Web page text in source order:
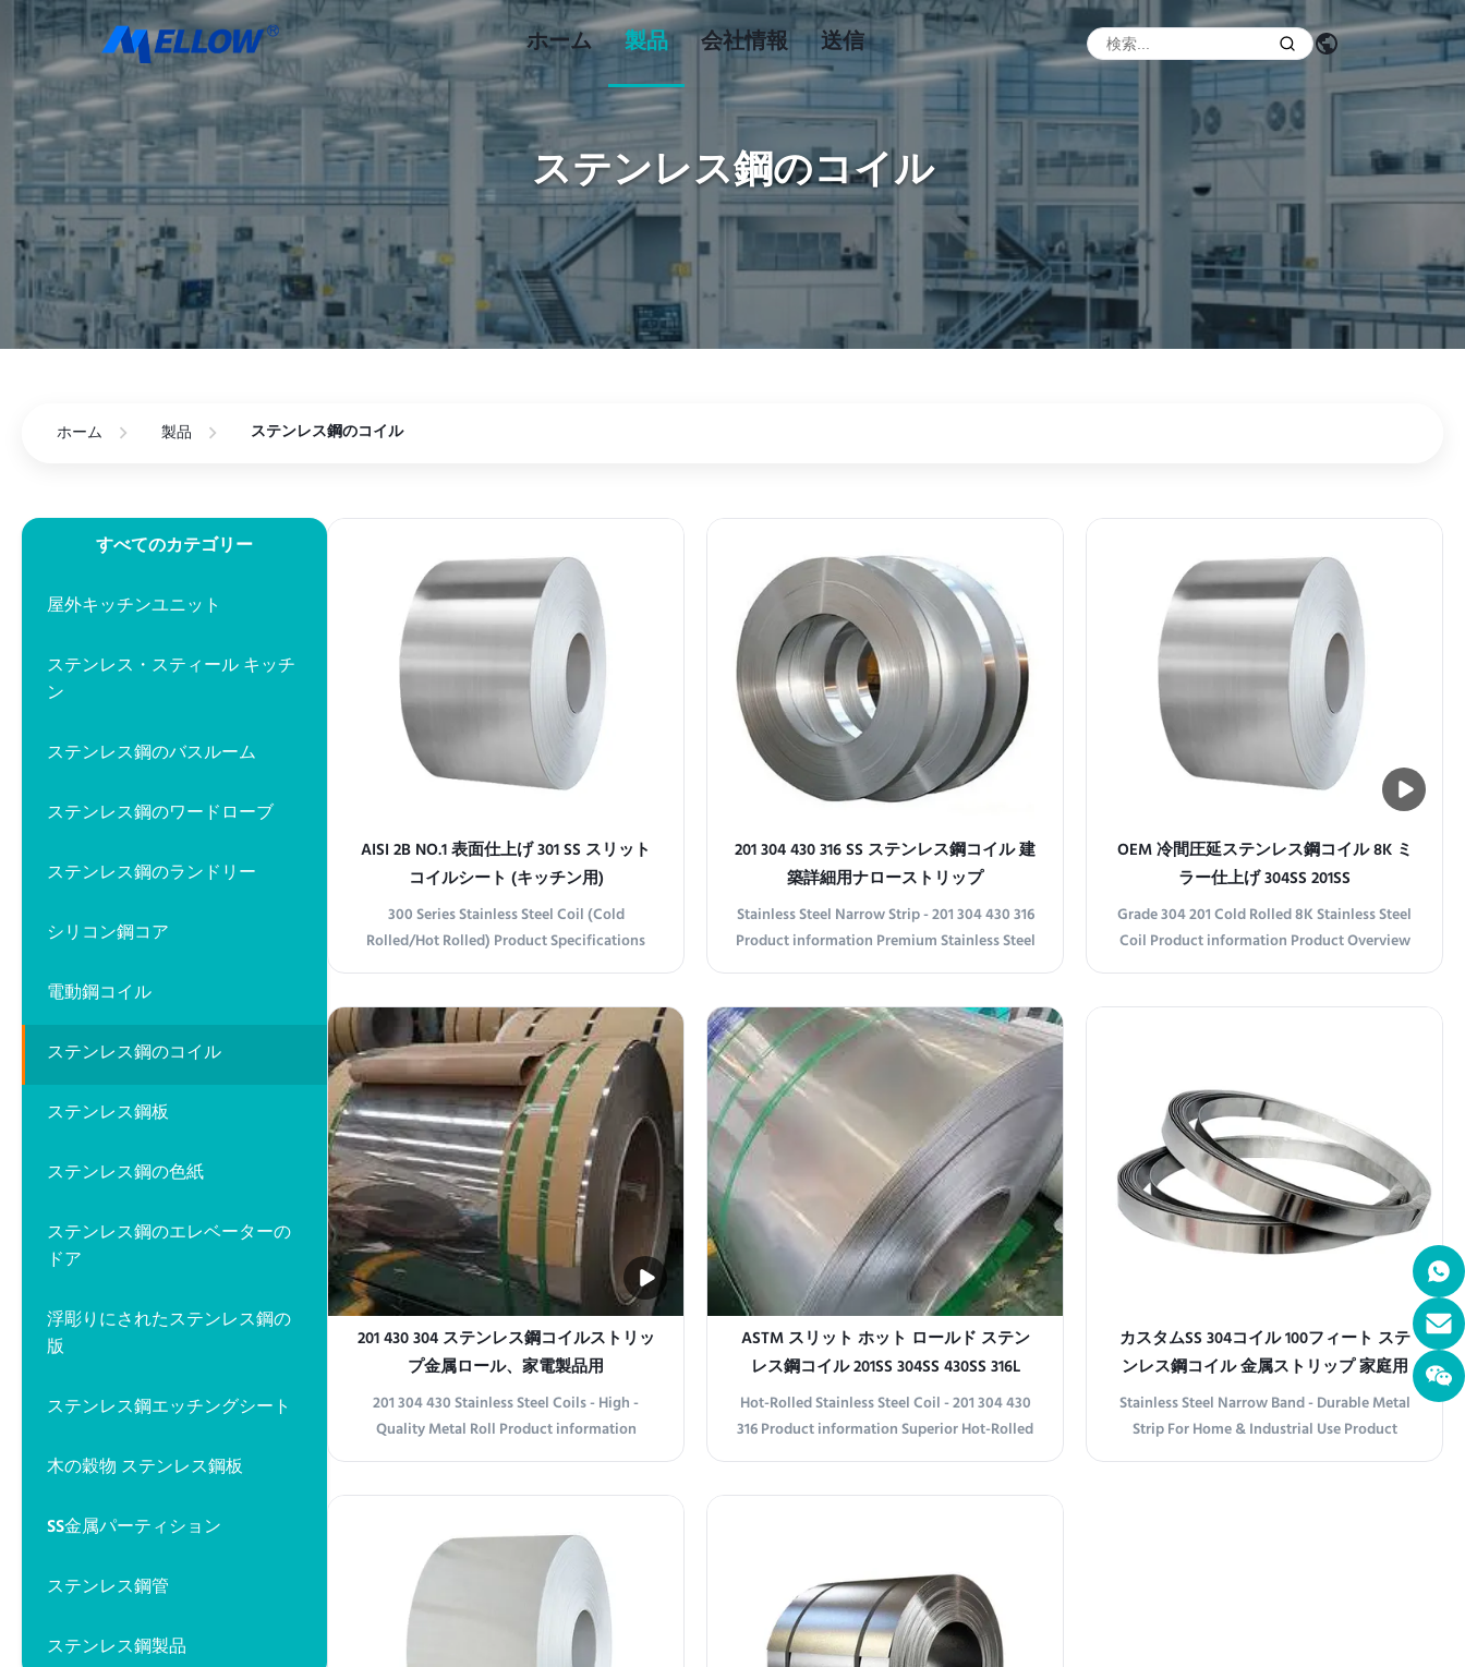
ホーム 製品 会社情報 送信
ステンレス鋼のコイル
ホーム 製品 ステンレス鋼のコイル
すべてのカテゴリー
屋外キッチンユニット
ステンレス・スティール キッチ
ン
ステンレス鋼のバスルーム
ステンレス鋼のワードローブ
ステンレス鋼のランドリー
シリコン鋼コア
電動鋼コイル
ステンレス鋼のコイル
ステンレス鋼板
ステンレス鋼の色紙
ステンレス鋼のエレベーターの
ドア
浮彫りにされたステンレス鋼の
版
ステンレス鋼エッチングシート
木の穀物 ステンレス鋼板
SS金属パーティション
ステンレス鋼管
ステンレス鋼製品
AISI 2B NO.1 表面仕上げ 301 SS スリット
コイルシート (キッチン用)
300 Series Stainless Steel Coil (Cold
Rolled/Hot Rolled) Product Specifications
Type Coil Thickness 0.3-22mm Width 40mm-
1800mm, 2000mm, 2500mm, 3000mm,
3500mm, etc Standard ASTM, JIS, AISI, GB,
DIN, EN Surface BA, 2B, NO.1, NO.4, 4K, HL,
8K Technique Cold Rolled, Hot ...
201 304 430 316 SS ステンレス鋼コイル 建
築詳細用ナローストリップ
Stainless Steel Narrow Strip - 201 304 430 316
Product information Premium Stainless Steel
Narrow Strips Ideal for precision
are available in grades 201, 304, 430, and 316.
Each grade offers unique properties to meet
diverse industrial needs, combining ...
OEM 冷間圧延ステンレス鋼コイル 8K ミ
ラー仕上げ 304SS 201SS
Grade 304 201 Cold Rolled 8K Stainless Steel
Coil Product information Product Overview
Grade 304 201 Cold Rolled 8K Stainless Steel
201 430 304 ステンレス鋼コイルストリッ
プ金属ロール、家電製品用
201 304 430 Stainless Steel Coils - High -
Quality Metal Roll Product information
Premium Metal Coils for Unmatched
deliver exceptional strength and corrosion
resistance. Ideal for a wide range of
industrial ...
ASTM スリット ホット ロールド ステン
レス鋼コイル 201SS 304SS 430SS 316L
Hot-Rolled Stainless Steel Coil - 201 304 430
316 Product information Superior Hot-Rolled
Stainless Steel Coils Ideal for demanding
カスタムSS 304コイル 100フィート ステ
ンレス鋼コイル 金属ストリップ 家庭用
工業用
Stainless Steel Narrow Band - Durable Metal
Strip For Home & Industrial Use Product
information Premium Stainless Steel Narrow